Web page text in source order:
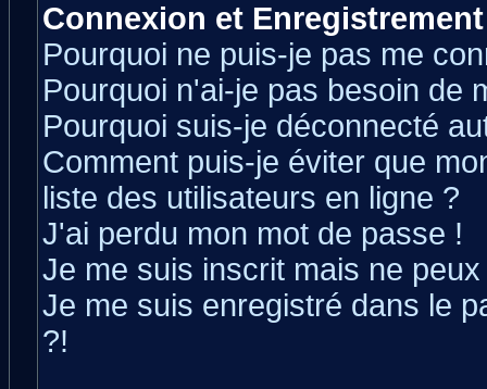
Connexion et Enregistrement
Pourquoi ne puis-je pas me
Pourquoi n'ai-je pas besoin de
Pourquoi suis-je déconnecté
Comment puis-je éviter que
liste des utilisateurs en ligne ?
J'ai perdu mon mot de passe !
Je me suis inscrit mais ne
Je me suis enregistré dans le
?!